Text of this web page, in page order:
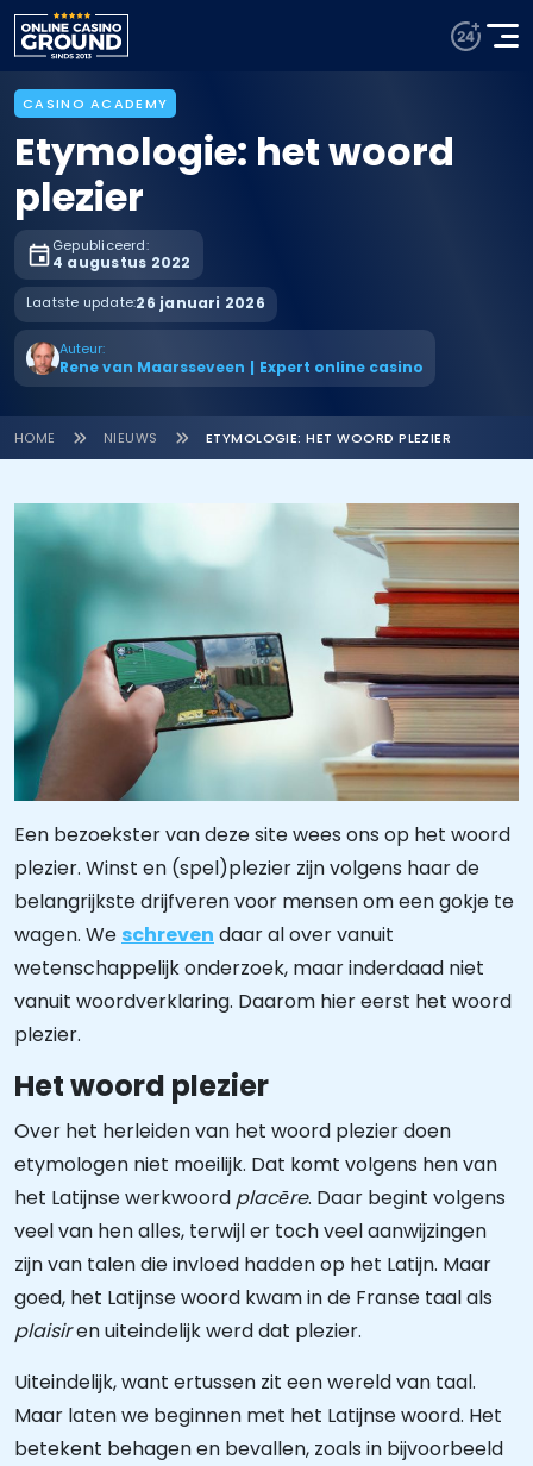
CASINO ACADEMY
Etymologie: het woord
plezier
Gepubliceerd:
4 augustus 2022
Laatste update:26 januari 2026
Auteur:
Rene van Maarsseveen | Expert online casino
HOME NIEUWS ETYMOLOGIE: HET WOORD PLEZIER
Een bezoekster van deze site wees ons op het woord
plezier. Winst en (spel)plezier zijn volgens haar de
belangrijkste drijfveren voor mensen om een gokje te
wagen. We schreven daar al over vanuit
wetenschappelijk onderzoek, maar inderdaad niet
vanuit woordverklaring. Daarom hier eerst het woord
plezier.
Het woord plezier
Over het herleiden van het woord plezier doen
etymologen niet moeilijk. Dat komt volgens hen van
het Latijnse werkwoord placēre. Daar begint volgens
veel van hen alles, terwijl er toch veel aanwijzingen
zijn van talen die invloed hadden op het Latijn. Maar
goed, het Latijnse woord kwam in de Franse taal als
plaisiren uiteindelijk werd dat plezier.
Uiteindelijk, want ertussen zit een wereld van taal.
Maar laten we beginnen met het Latijnse woord. Het
betekent behagen en bevallen, zoals in bijvoorbeeld